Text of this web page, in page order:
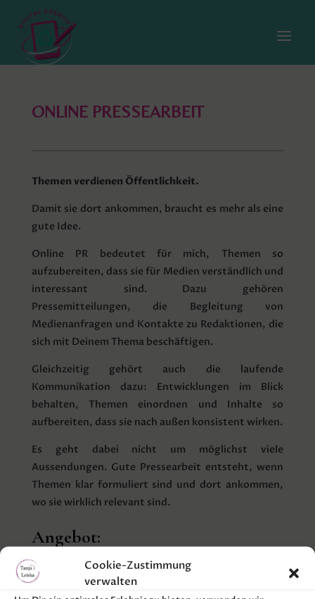
Cookie-Zustimmung
verwalten
ONLINE PRESSEARBEIT
Themen verdienen Öffentlichkeit.
Damit sie dort ankommen, braucht es mehr als eine
gute Idee.
Online PR bedeutet für mich, Themen so
aufzubereiten, dass sie für Medien verständlich und
interessant sind. Dazu gehören
Pressemitteilungen, die Begleitung von
Medienanfragen und Kontakte zu Redaktionen, die
sich mit Deinem Thema beschäftigen.
Gleichzeitig gehört auch die laufende
Kommunikation dazu: Entwicklungen im Blick
behalten, Themen einordnen und Inhalte so
aufbereiten, dass sie nach außen konsistent wirken.
Es geht dabei nicht um möglichst viele
Aussendungen. Gute Pressearbeit entsteht, wenn
Themen klar formuliert sind und dort ankommen,
wo sie wirklich relevant sind.
Angebot:
• Pressemitteilungen und Medienanfragen